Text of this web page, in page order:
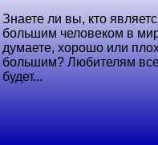
Знаете ли вы, кто
большим человеком в
думаете, хорошо или
большим? Любителям
будет...